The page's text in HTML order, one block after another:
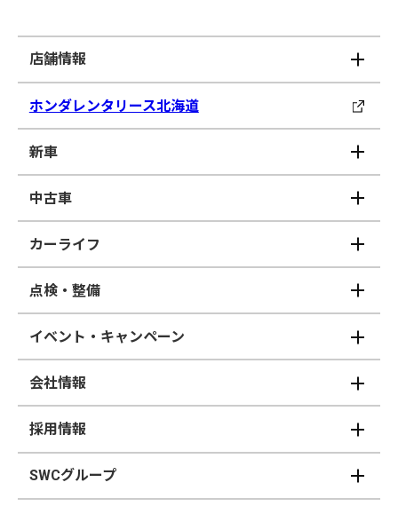
店舗情報
ホンダレンタリース北海道
新車
中古車
カーライフ
点検・整備
イベント・キャンペーン
会社情報
採用情報
SWCグループ